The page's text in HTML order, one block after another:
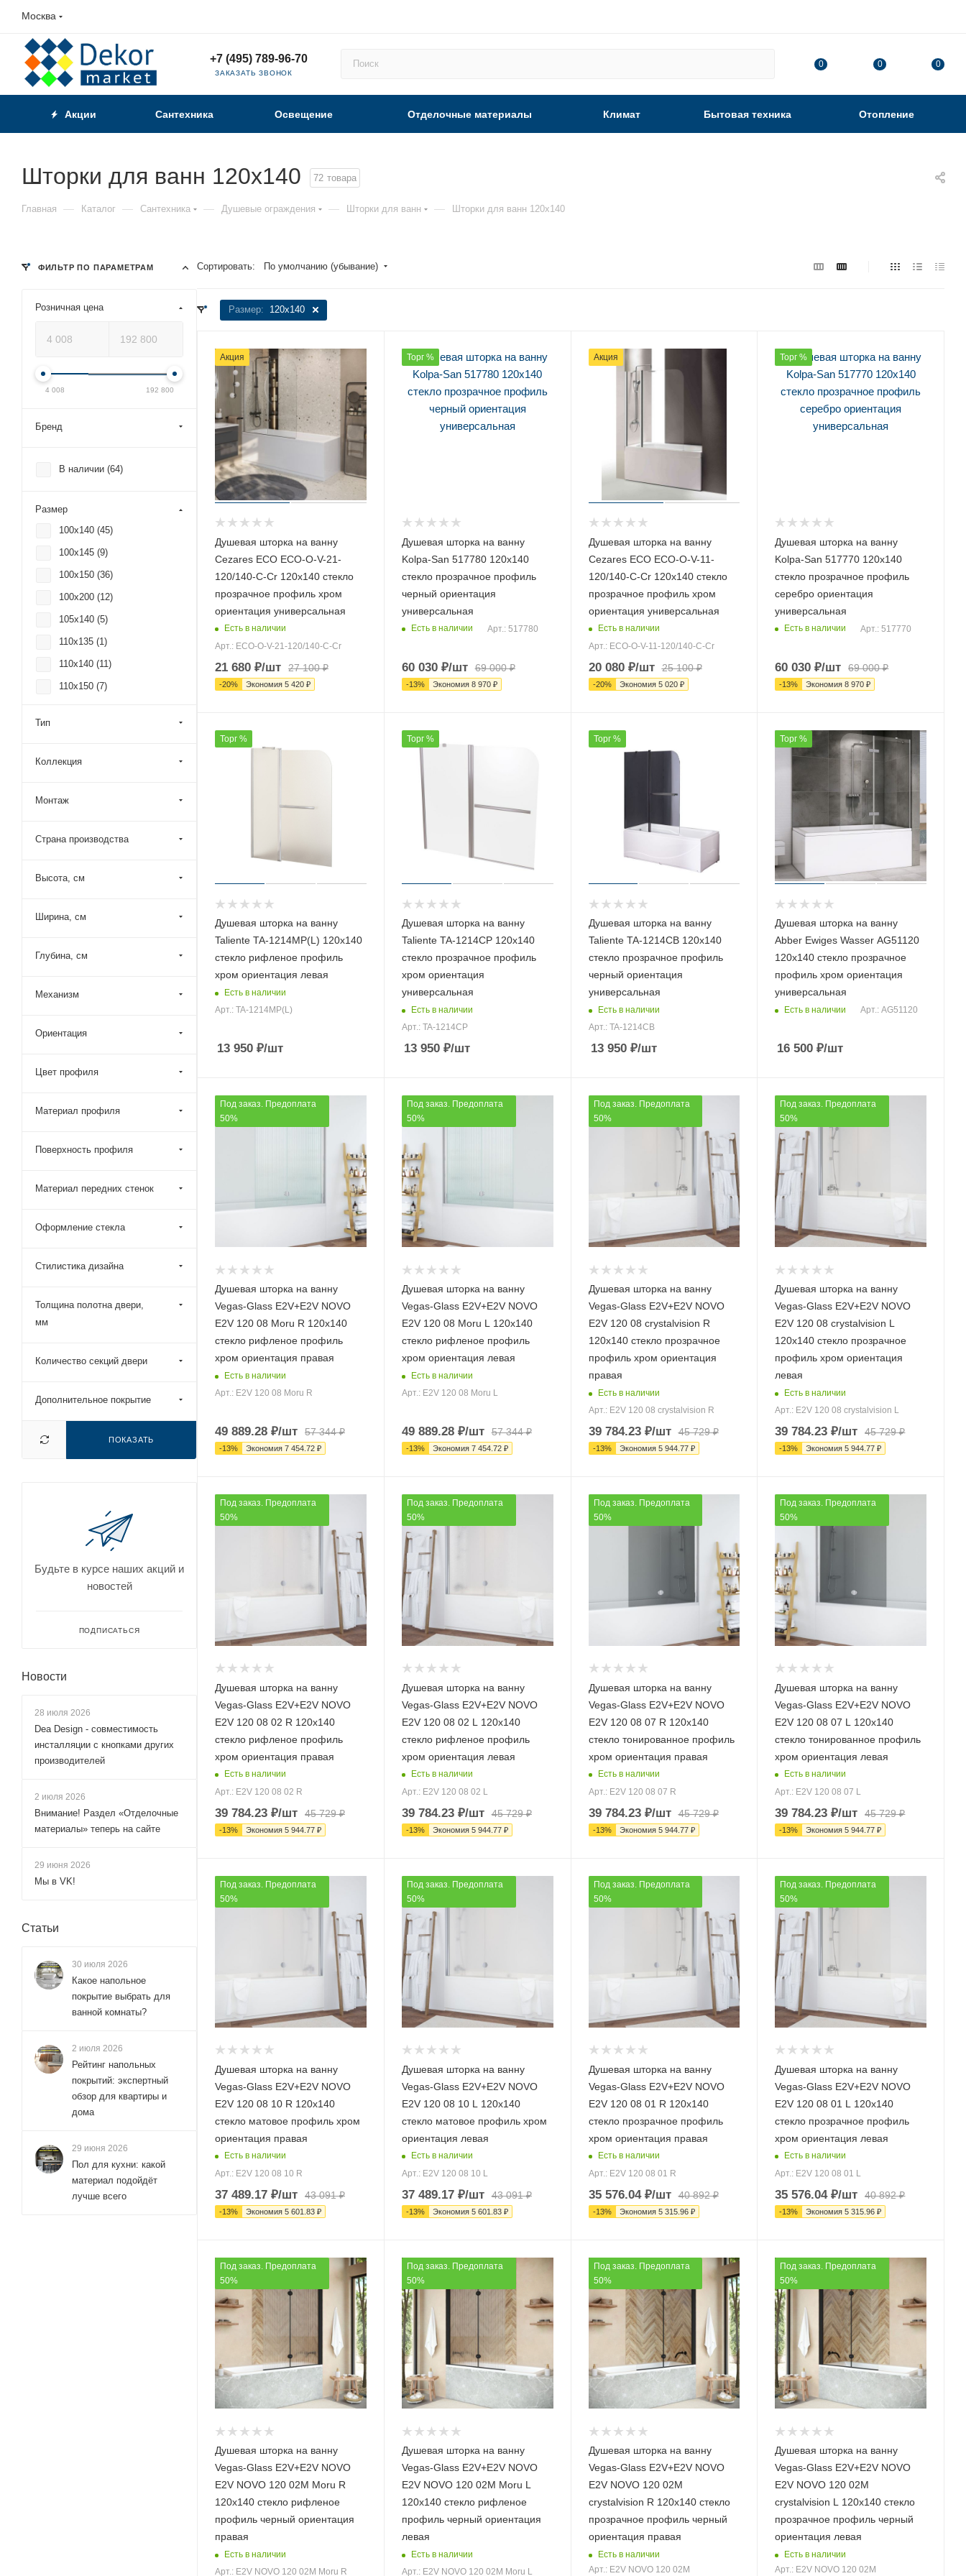
Москва
+7 (495) 789-96-70
ЗАКАЗАТЬ ЗВОНОК
0 0 0
Акции Сантехника Освещение Отделочные материалы Климат Бытовая техника Отопление
Шторки для ванн 120x140 72 товара
Главная — Каталог — Сантехника — Душевые ограждения — Шторки для ванн — Шторки для ванн 120x140
Сортировать: По умолчанию (убывание)
Размер: 120x140
Акция
Душевая шторка на ванну
Cezares ECO ECO-O-V-21-
120/140-C-Cr 120х140 стекло
прозрачное профиль хром
ориентация универсальная
Есть в наличии
Арт.: ECO-O-V-21-120/140-C-Cr
21 680 ₽/шт 27 100₽
-20% Экономия 5 420 ₽
Торг %
Душевая шторка на ванну
Kolpa-San 517780 120х140
стекло прозрачное профиль
черный ориентация
универсальная
Есть в наличии Арт.: 517780
60 030₽/шт 69 000₽
-13% Экономия 8 970₽
Акция
Душевая шторка на ванну
Cezares ECO ECO-O-V-11-
120/140-C-Cr 120х140 стекло
прозрачное профиль хром
ориентация универсальная
Есть в наличии
Арт.: ECO-O-V-11-120/140-C-Cr
20 080₽/шт 25 100₽
-20% Экономия 5 020₽
Торг %
Душевая шторка на ванну
Kolpa-San 517770 120х140
стекло прозрачное профиль
серебро ориентация
универсальная
Есть в наличии Арт.: 517770
60 030 ₽/шт 69 000₽
-13% Экономия8 970 ₽
Торг %
Душевая шторка на ванну
Taliente TA-1214MP(L) 120х140
стекло рифленое профиль
хром ориентация левая
Есть в наличии
Арт.: TA-1214MP(L)
13 950 ₽/шт
Торг %
Душевая шторка на ванну
Taliente TA-1214CP 120х140
стекло прозрачное профиль
хром ориентация
универсальная
Есть в наличии
Арт.: TA-1214CP
13 950₽/шт
Торг %
Душевая шторка на ванну
Taliente TA-1214CB 120х140
стекло прозрачное профиль
черный ориентация
универсальная
Есть в наличии
Арт.: TA-1214CB
13 950₽/шт
Торг %
Душевая шторка на ванну
Abber Ewiges Wasser AG51120
120х140 стекло прозрачное
профиль хром ориентация
универсальная
Есть в наличии Арт.: AG51120
16 500 ₽/шт
Под заказ. Предоплата
50%
Душевая шторка на ванну
Vegas-Glass E2V+E2V NOVO
E2V 120 08 Moru R 120х140
стекло рифленое профиль
хром ориентация правая
Есть в наличии
Арт.: E2V 120 08 Moru R
49 889.28 ₽/шт 57 344₽
-13% Экономия 7 454.72 ₽
Под заказ. Предоплата
50%
Душевая шторка на ванну
Vegas-Glass E2V+E2V NOVO
E2V 120 08 Moru L 120х140
стекло рифленое профиль
хром ориентация левая
Есть в наличии
Арт.: E2V 120 08 Moru L
49 889.28₽/шт 57 344₽
-13% Экономия 7 454.72₽
Под заказ. Предоплата
50%
Душевая шторка на ванну
Vegas-Glass E2V+E2V NOVO
E2V 120 08 crystalvision R
120х140 стекло прозрачное
профиль хром ориентация
правая
Есть в наличии
Арт.: E2V 120 08 crystalvision R
39 784.23₽/шт 45 729₽
-13% Экономия 5 944.77₽
Под заказ. Предоплата
50%
Душевая шторка на ванну
Vegas-Glass E2V+E2V NOVO
E2V 120 08 crystalvision L
120х140 стекло прозрачное
профиль хром ориентация
левая
Есть в наличии
Арт.: E2V 120 08 crystalvision L
39 784.23 ₽/шт 45 729₽
-13% Экономия5 944.77 ₽
Под заказ. Предоплата
50%
Душевая шторка на ванну
Vegas-Glass E2V+E2V NOVO
E2V 120 08 02 R 120х140
стекло рифленое профиль
хром ориентация правая
Есть в наличии
Арт.: E2V 120 08 02 R
39 784.23 ₽/шт 45 729₽
-13% Экономия 5 944.77 ₽
Под заказ. Предоплата
50%
Душевая шторка на ванну
Vegas-Glass E2V+E2V NOVO
E2V 120 08 02 L 120х140
стекло рифленое профиль
хром ориентация левая
Есть в наличии
Арт.: E2V 120 08 02 L
39 784.23₽/шт 45 729₽
-13% Экономия 5 944.77₽
Под заказ. Предоплата
50%
Душевая шторка на ванну
Vegas-Glass E2V+E2V NOVO
E2V 120 08 07 R 120х140
стекло тонированное профиль
хром ориентация правая
Есть в наличии
Арт.: E2V 120 08 07 R
39 784.23₽/шт 45 729₽
-13% Экономия 5 944.77₽
Под заказ. Предоплата
50%
Душевая шторка на ванну
Vegas-Glass E2V+E2V NOVO
E2V 120 08 07 L 120х140
стекло тонированное профиль
хром ориентация левая
Есть в наличии
Арт.: E2V 120 08 07 L
39 784.23 ₽/шт 45 729₽
-13% Экономия5 944.77 ₽
Под заказ. Предоплата
50%
Душевая шторка на ванну
Vegas-Glass E2V+E2V NOVO
E2V 120 08 10 R 120х140
стекло матовое профиль хром
ориентация правая
Есть в наличии
Арт.: E2V 120 08 10 R
37 489.17 ₽/шт 43 091₽
-13% Экономия 5 601.83 ₽
Под заказ. Предоплата
50%
Душевая шторка на ванну
Vegas-Glass E2V+E2V NOVO
E2V 120 08 10 L 120х140
стекло матовое профиль хром
ориентация левая
Есть в наличии
Арт.: E2V 120 08 10 L
37 489.17₽/шт 43 091₽
-13% Экономия 5 601.83₽
Под заказ. Предоплата
50%
Душевая шторка на ванну
Vegas-Glass E2V+E2V NOVO
E2V 120 08 01 R 120х140
стекло прозрачное профиль
хром ориентация правая
Есть в наличии
Арт.: E2V 120 08 01 R
35 576.04₽/шт 40 892₽
-13% Экономия 5 315.96₽
Под заказ. Предоплата
50%
Душевая шторка на ванну
Vegas-Glass E2V+E2V NOVO
E2V 120 08 01 L 120х140
стекло прозрачное профиль
хром ориентация левая
Есть в наличии
Арт.: E2V 120 08 01 L
35 576.04₽/шт 40 892₽
-13% Экономия5 315.96 ₽
Под заказ. Предоплата
50%
Душевая шторка на ванну
Vegas-Glass E2V+E2V NOVO
E2V NOVO 120 02М Moru R
120х140 стекло рифленое
профиль черный ориентация
правая
Есть в наличии
Арт.: E2V NOVO 120 02М Moru R
Под заказ. Предоплата
50%
Душевая шторка на ванну
Vegas-Glass E2V+E2V NOVO
E2V NOVO 120 02М Moru L
120х140 стекло рифленое
профиль черный ориентация
левая
Есть в наличии
Арт.: E2V NOVO 120 02М Moru L
Под заказ. Предоплата
50%
Душевая шторка на ванну
Vegas-Glass E2V+E2V NOVO
E2V NOVO 120 02М
crystalvision R 120х140 стекло
прозрачное профиль черный
ориентация правая
Есть в наличии
Арт.: E2V NOVO 120 02М
Под заказ. Предоплата
50%
Душевая шторка на ванну
Vegas-Glass E2V+E2V NOVO
E2V NOVO 120 02М
crystalvision L 120х140 стекло
прозрачное профиль черный
ориентация левая
Есть в наличии
Арт.: E2V NOVO 120 02М
ФИЛЬТР ПО ПАРАМЕТРАМ
Розничная цена
4 008 192 800
Бренд
В наличии (64)
Размер
100x140 (45)
100x145 (9)
100x150 (36)
100x200 (12)
105x140 (5)
110x135 (1 )
110x140 (11 )
110x150 (7)
120x140 (
125x150 (52)
150x150 (
155x150 (
170x140 (473)
170x150 (15)
180x150 (4)
190x140 (466 )
200x145 (1)
30x140 (59)
45x140 (29)
50x140 (
60x200 (
65x120 (1)
24
70x135 (
70x200 (
75x200 (8 )
80x135 (3)
80x145 (6
80x150 (45
80x160 (
80x195 (
80x200 (10)
85x130 (1
Тип
Коллекция
Монтаж
Страна производства
Высота, см
Ширина, см
Глубина, см
Механизм
Ориентация
Цвет профиля
Материал профиля
Поверхность профиля
Материал передних стенок
Оформление стекла
Стилистика дизайна
Толщина полотна двери,
мм
Количество секций двери
Дополнительное покрытие
ПОКАЗАТЬ
Будьте в курсе наших акций и
новостей
ПОДПИСАТЬСЯ
Новости
28 июля 2026
Dea Design - совместимость
инсталляции с кнопками других
производителей
2 июля 2026
Внимание! Раздел «Отделочные
материалы» теперь на сайте
29 июня 2026
Мы в VK!
Статьи
30 июля 2026
Какое напольное
покрытие выбрать для
ванной комнаты?
2 июля 2026
Рейтинг напольных
покрытий: экспертный
обзор для квартиры и
дома
29 июня 2026
Пол для кухни: какой
материал подойдёт
лучше всего